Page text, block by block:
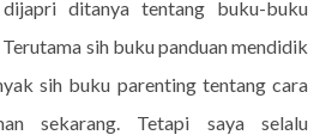
ditanya tentang buku-buku
sih buku panduan mendidik
sih buku parenting tentang cara
sekarang. Tetapi saya selalu